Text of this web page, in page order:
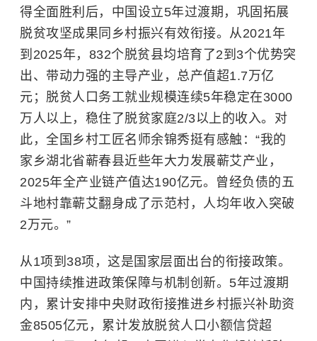
得全面胜利后，中国设立5年过渡期，巩固拓展
脱贫攻坚成果同乡村振兴有效衔接。从2021年
到2025年，832个脱贫县均培育了2到3个优势突
出、带动力强的主导产业，总产值超1.7万亿
元；脱贫人口务工就业规模连续5年稳定在3000
万人以上，稳住了脱贫家庭2/3以上的收入。对
此，全国乡村工匠名师余锦秀挺有感触：“我的
家乡湖北省蕲春县近些年大力发展蕲艾产业，
2025年全产业链产值达190亿元。曾经负债的五
斗地村靠蕲艾翻身成了示范村，人均年收入突破
2万元。”
从1项到38项，这是国家层面出台的衔接政策。
中国持续推进政策保障与机制创新。5年过渡期
内，累计安排中央财政衔接推进乡村振兴补助资
金8505亿元，累计发放脱贫人口小额信贷超